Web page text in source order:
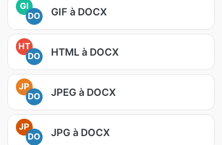
GI
DO
GIF à DOCX
HT
DO
HTML à DOCX
JP
DO
JPEG à DOCX
JP
DO
JPG à DOCX